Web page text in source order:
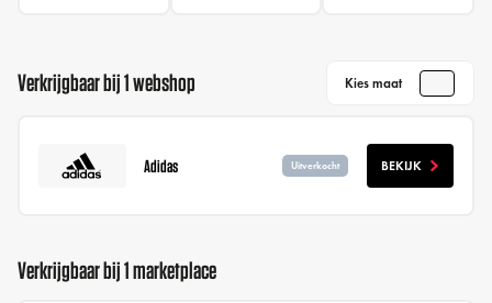
Verkrijgbaar bij 1 webshop Kies maat
Adidas Uitverkocht BEKIJK
Verkrijgbaar bij 1 marketplace